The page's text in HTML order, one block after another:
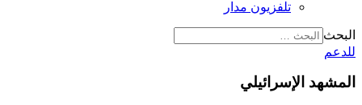
تلفزيون مدار
البحث
للدعم
المشهد الإسرائيلي